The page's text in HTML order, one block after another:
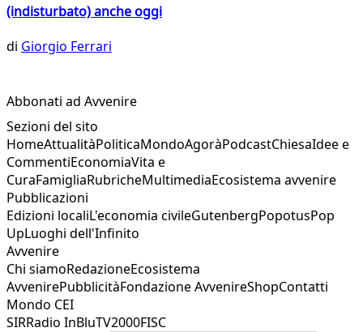
(indisturbato) anche oggi
di Giorgio Ferrari
Abbonati ad Avvenire
Sezioni del sito
HomeAttualitàPoliticaMondoAgoràPodcastChiesaIdee e
CommentiEconomiaVita e
CuraFamigliaRubricheMultimediaEcosistema avvenire
Pubblicazioni
Edizioni localiL'economia civileGutenbergPopotusPop
UpLuoghi dell'Infinito
Avvenire
Chi siamoRedazioneEcosistema
AvvenirePubblicitàFondazione AvvenireShopContatti
Mondo CEI
SIRRadio InBluTV2000FISC